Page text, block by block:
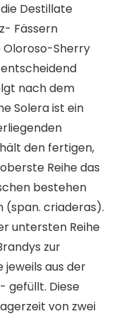
Destillate
Fässern
Sherry
nach dem
Solera ist ein
den fertigen,
Reihe das
bestehen
(span. criaderas).
untersten Reihe
zur
jeweils aus der
gefüllt. Diese
von zwei